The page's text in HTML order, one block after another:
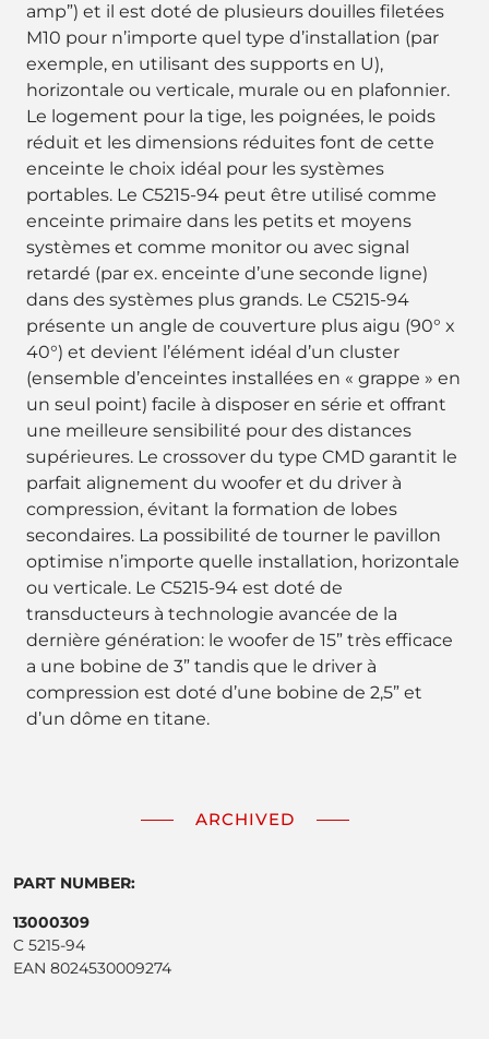
amp”) et il est doté de plusieurs douilles filetées
M10 pour n’importe quel type d’installation (par
exemple, en utilisant des supports en U),
horizontale ou verticale, murale ou en plafonnier.
Le logement pour la tige, les poignées, le poids
réduit et les dimensions réduites font de cette
enceinte le choix idéal pour les systèmes
portables. Le C5215-94 peut être utilisé comme
enceinte primaire dans les petits et moyens
systèmes et comme monitor ou avec signal
retardé (par ex. enceinte d’une seconde ligne)
dans des systèmes plus grands. Le C5215-94
présente un angle de couverture plus aigu (90° x
40°) et devient l’élément idéal d’un cluster
(ensemble d’enceintes installées en « grappe » en
un seul point) facile à disposer en série et offrant
une meilleure sensibilité pour des distances
supérieures. Le crossover du type CMD garantit le
parfait alignement du woofer et du driver à
compression, évitant la formation de lobes
secondaires. La possibilité de tourner le pavillon
optimise n’importe quelle installation, horizontale
ou verticale. Le C5215-94 est doté de
transducteurs à technologie avancée de la
dernière génération: le woofer de 15” très efficace
a une bobine de 3” tandis que le driver à
compression est doté d’une bobine de 2,5” et
d’un dôme en titane.
ARCHIVED
PART NUMBER:
13000309
C 5215-94
EAN 8024530009274